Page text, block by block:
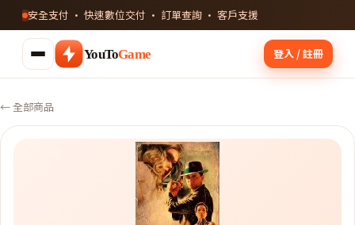
安全支付 · 快速數位交付 · 訂單查詢 · 客戶支援
YouToGame 登入 / 註冊
← 全部商品